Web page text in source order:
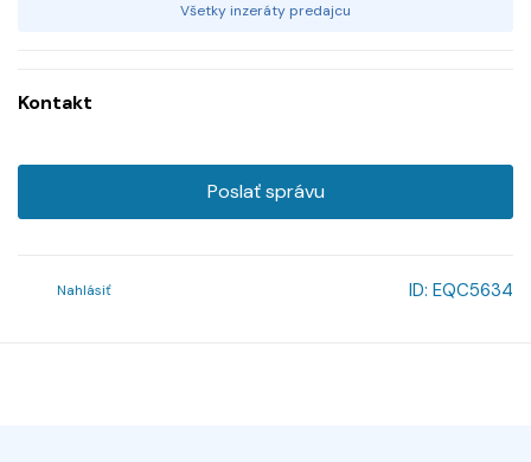
Všetky inzeráty predajcu
Kontakt
Poslať správu
Nahlásiť ID: EQC5634